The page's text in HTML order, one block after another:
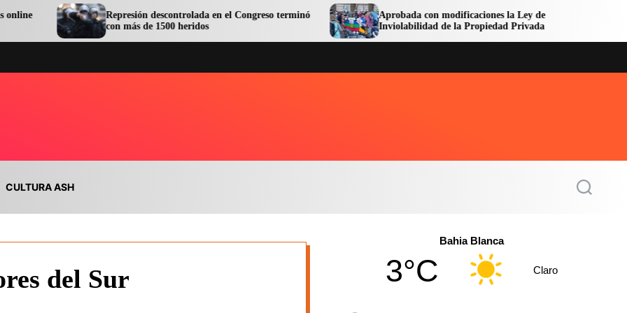
Represión descontrolada en el Congreso terminó
con más de 1500 heridos
Aprobada con modificaciones la Ley de
Inviolabilidad de la Propiedad Privada
CULTURA ASH
S
del Sur
Bahia Blanca
3°C Claro